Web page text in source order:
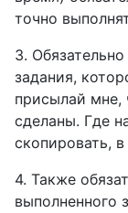
точно
3.
задания,
присылай мне,
сделаны. Где
скопировать,
4. Также
выполненного